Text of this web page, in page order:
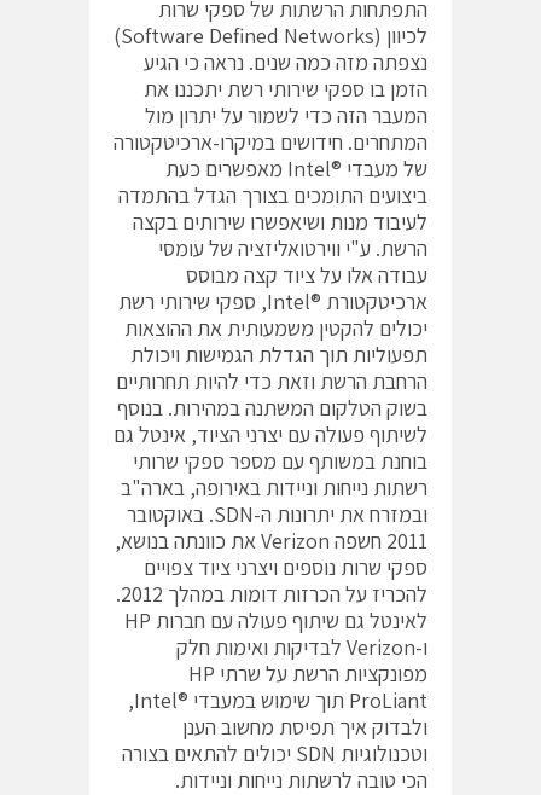
התפתחות הרשתות של ספקי שרות
לכיוון (Software Defined Networks)
נצפתה מזה כמה שנים. נראה כי הגיע
הזמן בו ספקי שירותי רשת יתכננו את
המעבר הזה כדי לשמור על יתרון מול
המתחרים. חידושים במיקרו-ארכיטקטורה
של מעבדי ®Intel מאפשרים כעת
ביצועים התומכים בצורך הגדל בהתמדה
לעיבוד מנות ושיאפשרו שירותים בקצה
הרשת. ע"י ווירטואליזציה של עומסי
עבודה אלו על ציוד קצה מבוסס
ארכיטקטורת ®Intel, ספקי שירותי רשת
יכולים להקטין משמעותית את ההוצאות
תפעוליות תוך הגדלת הגמישות ויכולת
הרחבת הרשת וזאת כדי להיות תחרותיים
בשוק הטלקום המשתנה במהירות. בנוסף
לשיתוף פעולה עם יצרני הציוד, אינטל גם
בוחנת במשותף עם מספר ספקי שרותי
רשתות נייחות וניידות באירופה, בארה"ב
ובמזרח את יתרונות ה-SDN. באוקטובר
2011 חשפה Verizon את כוונתה בנושא,
ספקי שרות נוספים ויצרני ציוד צפויים
להכריז על הכרזות דומות במהלך 2012.
לאינטל גם שיתוף פעולה עם חברות HP
ו-Verizon לבדיקות ואימות חלק
מפונקציות הרשת על שרתי HP
ProLiant תוך שימוש במעבדי ®Intel,
ולבדוק איך תפיסת מחשוב הענן
וטכנולוגיות SDN יכולים להתאים בצורה
הכי טובה לרשתות נייחות וניידות.